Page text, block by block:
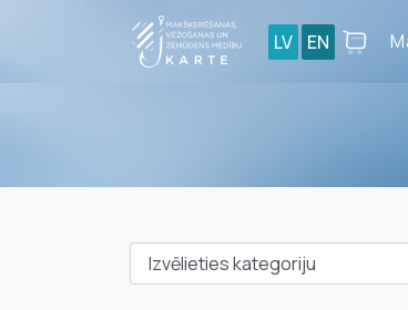
LV EN